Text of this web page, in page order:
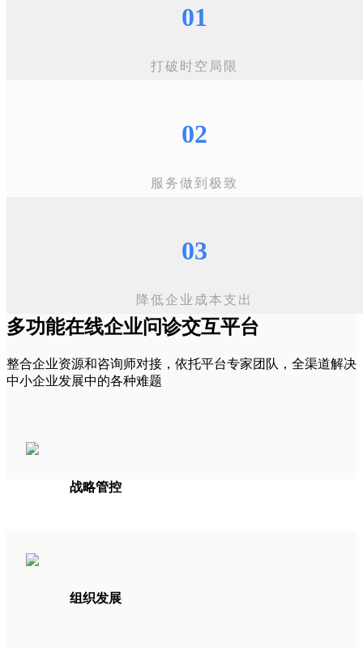
01
打破时空局限
02
服务做到极致
03
降低企业成本支出
多功能在线企业问诊交互平台
整合企业资源和咨询师对接，依托平台专家团队，全渠道解决
中小企业发展中的各种难题
战略管控
组织发展